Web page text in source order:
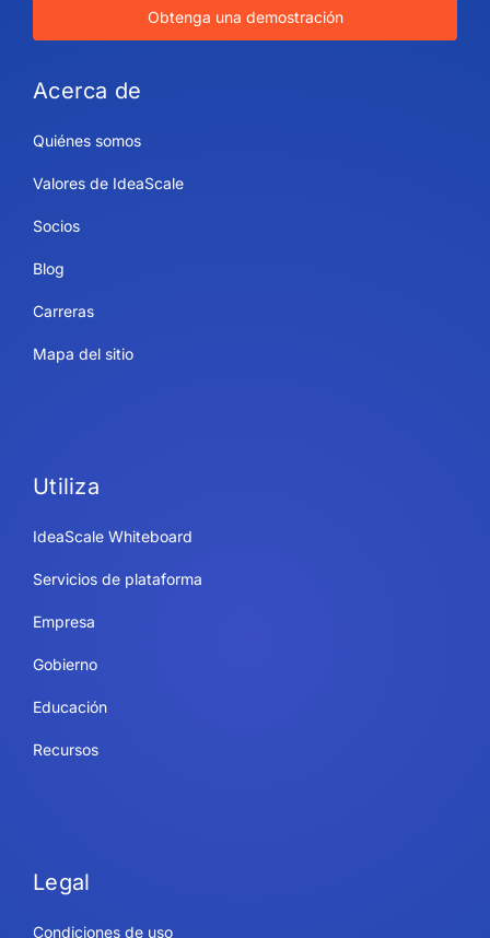
Obtenga una demostración
Acerca de
Quiénes somos
Valores de IdeaScale
Socios
Blog
Carreras
Mapa del sitio
Utiliza
IdeaScale Whiteboard
Servicios de plataforma
Empresa
Gobierno
Educación
Recursos
Legal
Condiciones de uso